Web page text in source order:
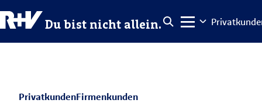
Du bist nicht allein.
PrivatkundenFirmenkunden